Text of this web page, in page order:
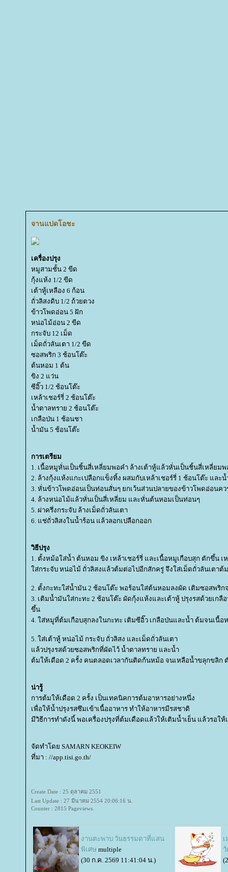
จานแปดโอชะ
เครื่องปรุง
หมูสามชั้น 2 ขีด
กุ้งแห้ง 1/2 ขีด
เต้าหู้เหลือง 6 ก้อน
ถั่วลิสงดิบ 1/2 ถ้วยตวง
ข้าวโพดอ่อน 5 ฝัก
หน่อไม้อ่อน 2 ขีด
กระจับ 12 เม็ด
เม็ดถั่วลันเตา 1/2 ขีด
ซอสพริก 3 ช้อนโต๊ะ
ต้นหอม 1 ต้น
ขิง 2 แว่น
ซีอิ๊ว 1/2 ช้อนโต๊ะ
เหล้าเชอร์รี่ 2 ช้อนโต๊ะ
น้ำตาลทราย 2 ช้อนโต๊ะ
เกลือป่น 1 ช้อนชา
น้ำมัน 5 ช้อนโต๊ะ
การเตรียม
1. เนื้อหมูหั่นเป็นชิ้นสี่เหลี่ยมพอคำ ล้างเต้าหู้แล้วหั่นเป็นชิ้นสี่เหลี่ยมพ
2. ล้างกุ้งแห้งแกะเปลือกแข็งทิ้ง ผสมกับเหล้าเชอร์รี่ 1 ช้อนโต๊ะ และ
3. หั่นข้าวโพดอ่อนเป็นท่อนสั่นๆ ยกเว้นส่วนปลายของข้าวโพดอ่อนค
4. ล้างหน่อไม้แล้วหั่นเป็นสี่เหลี่ยม และหั่นต้นหอมเป็นท่อนๆ
5. ผ่าครึ่งกระจับ ล้างเม็ดถั่วลันเตา
6. แช่ถั่วลิสงในน้ำร้อน แล้วลอกเปลือกออก
วิธีปรุง
1. ตั้งหม้อใส่น้ำ ต้นหอม ขิง เหล้าเชอร์รี่ และเนื้อหมูเกือบสุก ตักขึ้น เ
ส่กระจับ หน่อไม้ ถั่วลิสงแล้วต้มต่อไปอีกสักครู่ จึงใส่เม็ดถั่วลันเตา
2. ตั้งกะทะใส่น้ำมัน 2 ช้อนโต๊ะ พอร้อนใส่ต้นหอมลงผัด เติมซอสพริ
3. เติมน้ำมันใส่กะทะ 2 ช้อนโต๊ะ ผัดกุ้งแห้งและเต้าหู้ ปรุงรสด้วยเกลื
ขึ้น
4. ใส่หมูที่ต้มเกือบสุกลงในกะทะ เติมซีอิ๊ว เกลือป่นและน้ำ ต้มจนเนื้
5. ใส่เต้าหู้ หน่อไม้ กระจับ ถั่วลิสง และเม็ดถั่วลันเตา
ล้วปรุงรสด้วยซอสพริกที่ผัดไว้ น้ำตาลทราย และน้ำ
ต้มให้เดือด 2 ครั้ง คนตลอดเวลากันติดก้นหม้อ จนเหลือน้ำขลุกขลิก
น่ารู้
การต้มให้เดือด 2 ครั้ง เป็นเทคนิคการต้มอาหารอย่างหนึ่ง
เพื่อให้น้ำปรุงรสซึมเข้าเนื้ออาหาร ทำให้อาหารมีรสชาติ
มีวิธีการทำดังนี้ พอเครื่องปรุงที่ต้มเดือดแล้วให้เติมน้ำเย็น แล้วรอใ
จัดทำโดย SAMARN KEOKEIW
ที่มา : //app.tisi.go.th/
Create Date : 25 ตุลาคม 2551
Last Update : 27 มีนาคม 2554 20:06:16 น.
Counter : 2815 Pageviews.
งานตะพาบ วันธรรมดาที่แสน
พิเศษ multiple
(30 ก.ค. 2569 11:41:04 น.)